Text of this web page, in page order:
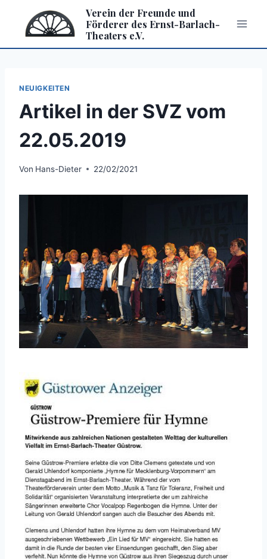
springen
Verein der Freunde und
Förderer des Ernst-Barlach-
Theaters e.V.
NEUIGKEITEN
Artikel in der SVZ vom
22.05.2019
Von Hans-Dieter 22/02/2021